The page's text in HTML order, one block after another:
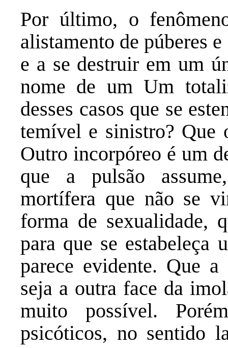
Por último, o
alistamento de púberes
e a se destruir em um
nome de um Um
desses casos que se
temível e sinistro? Que
Outro incorpóreo é um
que a pulsão
mortífera que não se
forma de sexualidade,
para que se
parece evidente. Que
seja a outra face da
muito possível.
psicóticos, no sentido